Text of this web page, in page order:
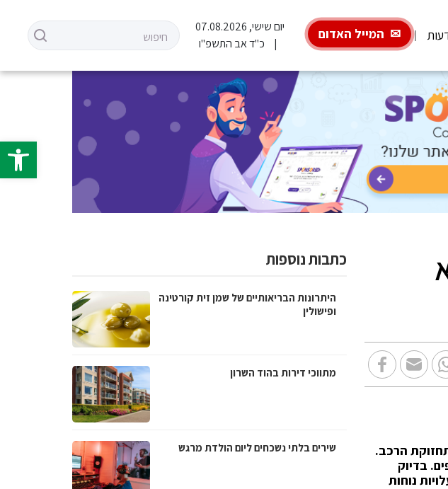
פתח
המייל האדום
יום שישי, 07.08.2026
כ"ד אב התשפ"ו
הרכב.
בדיוק
נוחות
כתבות נוספות
היתרונות הבריאותיים של שמן זית קורטינה
ופישולין
מתווכי דירות בהוד השרון
שירים בלתי נשכחים ליום הולדת מרגש